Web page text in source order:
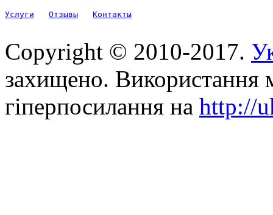
Услуги Отзывы Контакты
Copyright © 2010-2017.
захищено. Використання
гіперпосилання на http://